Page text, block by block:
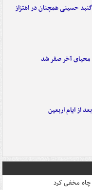
حسینی همچنان در اهتزاز
محیای آخر صفر شد
از ایام اربعین
مخفی کرد